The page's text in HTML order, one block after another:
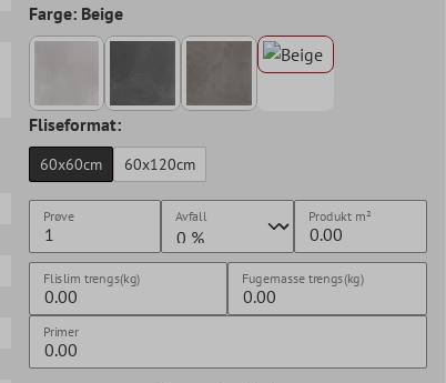
Farge: Beige
Fliseformat:
60x60cm 60x120cm
Prøve Avfall Produkt m²
Flislim trengs(kg) Fugemasse trengs(kg)
Primer